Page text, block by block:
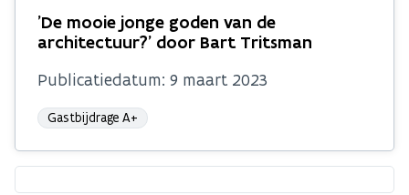
'De mooie jonge goden van de
architectuur?' door Bart Tritsman
Publicatiedatum: 9 maart 2023
Gastbijdrage A+